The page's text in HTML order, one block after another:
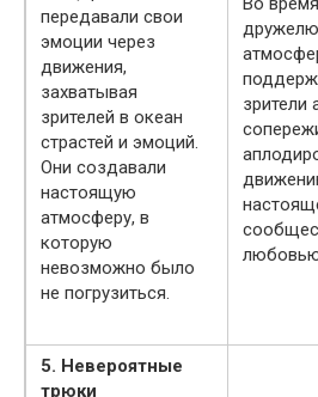
передавали свои
эмоции через
движения,
захватывая
зрителей в океан
страстей и эмоций.
Они создавали
настоящую
атмосферу, в
которую
невозможно было
не погрузиться.
зрители
5. Невероятные
трюки